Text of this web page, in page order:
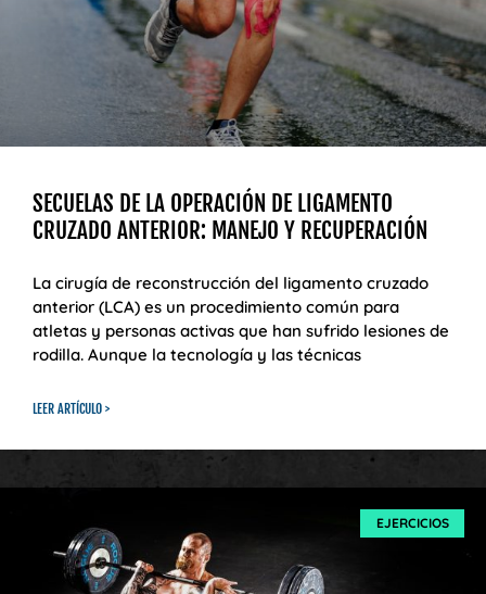
SECUELAS DE LA OPERACIÓN DE LIGAMENTO
CRUZADO ANTERIOR: MANEJO Y RECUPERACIÓN
La cirugía de reconstrucción del ligamento cruzado
anterior (LCA) es un procedimiento común para
atletas y personas activas que han sufrido lesiones de
rodilla. Aunque la tecnología y las técnicas
LEER ARTÍCULO >
EJERCICIOS